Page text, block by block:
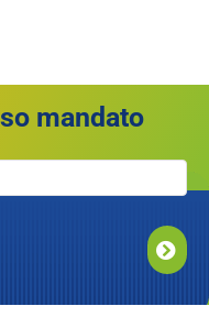
mandato
ENVIAR